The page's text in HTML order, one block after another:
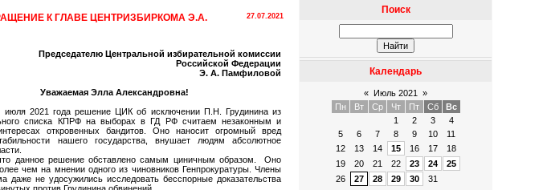
27.07.2021
К ГЛАВЕ ЦЕНТРИЗБИРКОМА Э.А.
Председателю Центральной избирательной комиссии
Российской Федерации
Э. А. Памфиловой
Уважаемая Элла Александровна!
июля 2021 года решение ЦИК об исключении П.Н. Грудинина из
списка КПРФ на выборах в ГД РФ считаем незаконным и
откровенных бандитов. Оно наносит огромный вред
нашего государства, внушает людям абсолютное
данное решение обставлено самым циничным образом. Оно
чем на мнении одного из чиновников Генпрокуратуры. Члены
даже не удосужились исследовать бесспорные доказательства
Поиск
Календарь
« Июль 2021
»
Пн
Вт Ср Чт Пт Сб
Вс
1
2 3
4
5
6 7 8 9 10
11
12
13 14 15 16 17
18
19
20 21 22 23 24
25
26
27 28 29 30 31